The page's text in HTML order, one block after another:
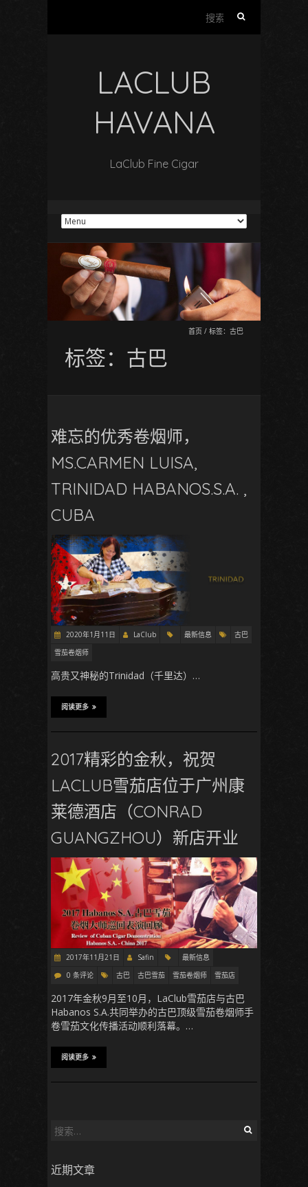
LACLUB
HAVANA
LaClub Fine Cigar
首页 / 标签：古巴
标签：古巴
难忘的优秀卷烟师，
MS.CARMEN LUISA,
TRINIDAD HABANOS.S.A. ,
CUBA
2020年1月11日 LaClub 最新信息
古巴
雪茄卷烟师
高贵又神秘的Trinidad（千里达）…
阅读更多
2017精彩的金秋，祝贺
LACLUB雪茄店位于广州康
莱德酒店（CONRAD
GUANGZHOU）新店开业
2017年11月21日 Safin
最新信息
0 条评论
古巴 古巴雪茄 雪茄卷烟师 雪茄店
2017年金秋9月至10月，LaClub雪茄店与古巴
Habanos S.A.共同举办的古巴顶级雪茄卷烟师手
卷雪茄文化传播活动顺利落幕。…
阅读更多
搜
近期文章